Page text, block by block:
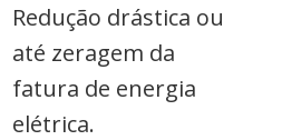
Redução drástica ou
até zeragem da
fatura de energia
elétrica.